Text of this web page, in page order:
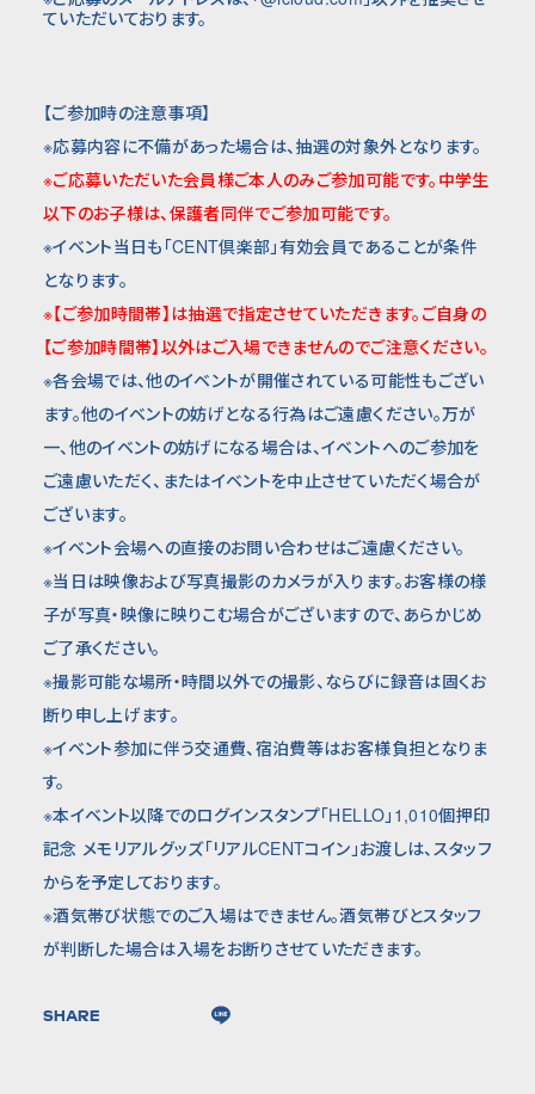
ていただいております。
【ご参加時の注意事項】
※応募内容に不備があった場合は、抽選の対象外となります。
※ご応募いただいた会員様ご本人のみご参加可能です。中学生
以下のお子様は、保護者同伴でご参加可能です。
※イベント当日も「CENT倶楽部」有効会員であることが条件
となります。
※【ご参加時間帯】は抽選で指定させていただきます。ご自身の
【ご参加時間帯】以外はご入場できませんのでご注意ください。
※各会場では、他のイベントが開催されている可能性もござい
ます。他のイベントの妨げとなる行為はご遠慮ください。万が
一、他のイベントの妨げになる場合は、イベントへのご参加を
ご遠慮いただく、またはイベントを中止させていただく場合が
ございます。
※イベント会場への直接のお問い合わせはご遠慮ください。
※当日は映像および写真撮影のカメラが入ります。お客様の様
子が写真・映像に映りこむ場合がございますので、あらかじめ
ご了承ください。
※撮影可能な場所・時間以外での撮影、ならびに録音は固くお
断り申し上げます。
※イベント参加に伴う交通費、宿泊費等はお客様負担となりま
す。
※本イベント以降でのログインスタンプ「HELLO」1,010個押印
記念 メモリアルグッズ「リアルCENTコイン」お渡しは、スタッフ
からを予定しております。
※酒気帯び状態でのご入場はできません。酒気帯びとスタッフ
が判断した場合は入場をお断りさせていただきます。
SHARE